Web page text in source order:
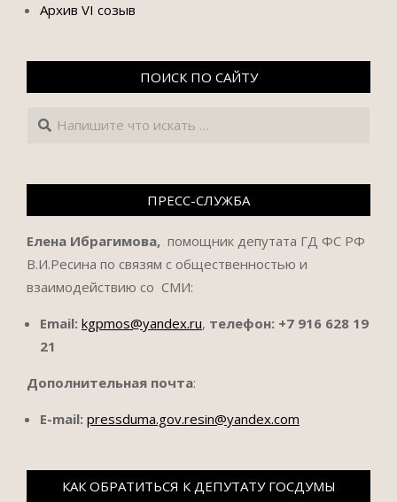
Архив VI созыв
ПОИСК ПО САЙТУ
Поиск
ПРЕСС-СЛУЖБА
Елена Ибрагимова, помощник депутата ГД ФС РФ
В.И.Ресина по связям с общественностью и
взаимодействию со СМИ:
Email: kgpmos@yandex.ru, телефон: +7 916 628 19
21
Дополнительная почта:
E-mail: pressduma.gov.resin@yandex.com
КАК ОБРАТИТЬСЯ К ДЕПУТАТУ ГОСДУМЫ